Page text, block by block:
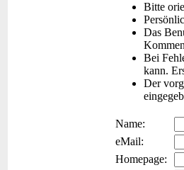
Bitte
Das
Bei
kann.
Der
Name:
eMail:
Homepage: